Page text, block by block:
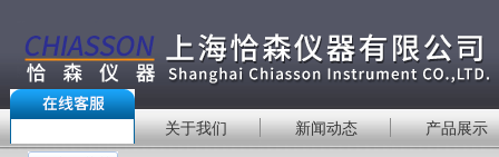
关于我们 新闻动态 产品展示